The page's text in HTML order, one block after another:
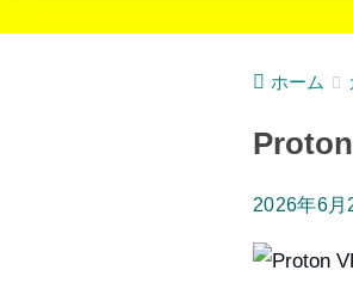
ホーム
Proton
2026年6月